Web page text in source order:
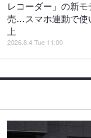
レコーダー」の新モ
売…スマホ連動で使
上
2026.8.4 Tue 11:00